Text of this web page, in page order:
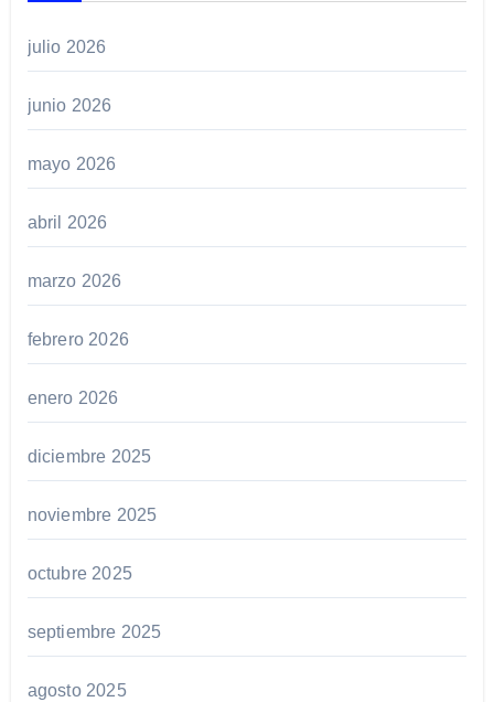
julio 2026
junio 2026
mayo 2026
abril 2026
marzo 2026
febrero 2026
enero 2026
diciembre 2025
noviembre 2025
octubre 2025
septiembre 2025
agosto 2025